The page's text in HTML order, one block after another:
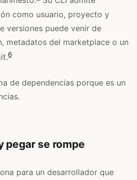
como usuario, proyecto y
versiones puede venir de
metadatos del marketplace o un
6
de dependencias porque es un
pegar se rompe
para un desarrollador que